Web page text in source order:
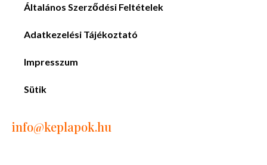
Általános Szerződési Feltételek
Adatkezelési Tájékoztató
Impresszum
Sütik
info@keplapok.hu